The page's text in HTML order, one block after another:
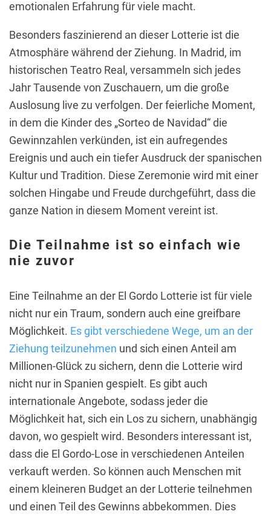
emotionalen Erfahrung für viele macht.
Besonders faszinierend an dieser Lotterie ist die
Atmosphäre während der Ziehung. In Madrid, im
historischen Teatro Real, versammeln sich jedes
Jahr Tausende von Zuschauern, um die große
Auslosung live zu verfolgen. Der feierliche Moment,
in dem die Kinder des „Sorteo de Navidad“ die
Gewinnzahlen verkünden, ist ein aufregendes
Ereignis und auch ein tiefer Ausdruck der spanischen
Kultur und Tradition. Diese Zeremonie wird mit einer
solchen Hingabe und Freude durchgeführt, dass die
ganze Nation in diesem Moment vereint ist.
Die Teilnahme ist so einfach wie
nie zuvor
Eine Teilnahme an der El Gordo Lotterie ist für viele
nicht nur ein Traum, sondern auch eine greifbare
Möglichkeit. Es gibt verschiedene Wege, um an der
Ziehung teilzunehmen und sich einen Anteil am
Millionen-Glück zu sichern, denn die Lotterie wird
nicht nur in Spanien gespielt. Es gibt auch
internationale Angebote, sodass jeder die
Möglichkeit hat, sich ein Los zu sichern, unabhängig
davon, wo gespielt wird. Besonders interessant ist,
dass die El Gordo-Lose in verschiedenen Anteilen
verkauft werden. So können auch Menschen mit
einem kleineren Budget an der Lotterie teilnehmen
und einen Teil des Gewinns abbekommen. Dies